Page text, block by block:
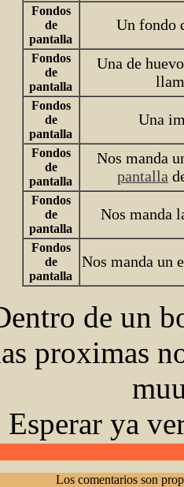
Fondos
de
pantalla
Un fondo
Fondos
de
pantalla
Una de
Fondos
de
pantalla
Una
Fondos
de
pantalla
Nos manda
pantalla
Fondos
de
pantalla
Nos manda
Fondos
de
pantalla
Nos manda un
de un
proximas
Esperar ya
Los comentarios son